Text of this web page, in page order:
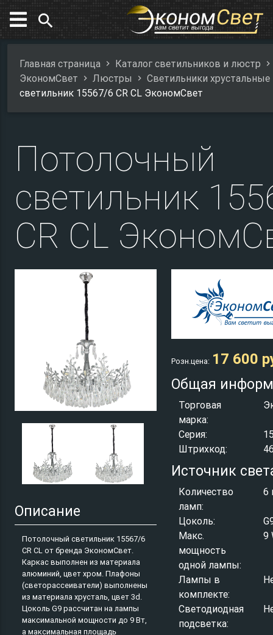
search
Главная страница
Каталог светильников и люстр
ЭкономСвет
Люстры
Светильники хрустальные
светильник 15567/6 CR CL ЭкономСвет
Потолочный
светильник
CR CL
Описание
Потолочный светильник 15567/6
CR CL от бренда ЭкономСвет.
Каркас выполнен из материала
алюминий, цвет хром. Плафоны
(светорассеиватели) выполнены
из материала хрусталь, цвет 3d.
Цоколь G9 рассчитан на лампы
максимальной мощности до 9 Вт,
а максимальная площадь
Розн.цена: 17 600
Общая
Торговая
марка:
Серия:
Штрихкод:
Источник
Количество
ламп:
6
Цоколь:
Макс.
мощность
одной лампы:
9
Лампы в
комплекте:
Светодиодная
подсветка: